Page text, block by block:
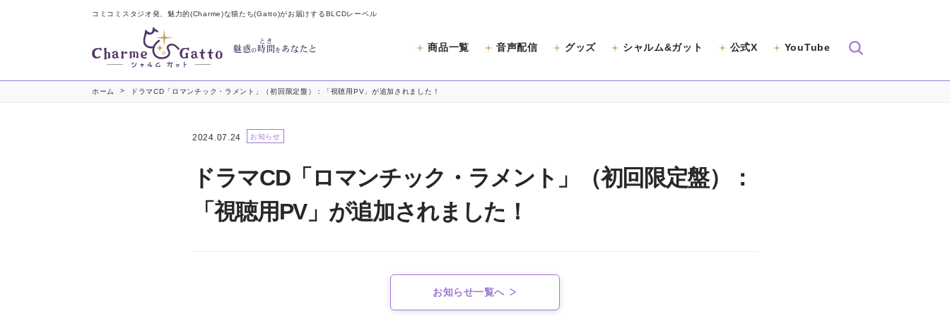
コミコミスタジオ発、魅力的(Charme)な猫たち(Gatto)がお届けするBLCDレーベル
魅惑の 時間
とき
を あなたと 商品一覧 音声配信 グッズ シャルム&ガット 公式X YouTube
ホーム > ドラマCD「ロマンチック・ラメント」（初回限定盤）：「視聴用PV」が追加されました！
2024.07.24 お知らせ
ドラマCD「ロマンチック・ラメント」（初回限定盤）：
「視聴用PV」が追加されました！
お知らせ一覧へ